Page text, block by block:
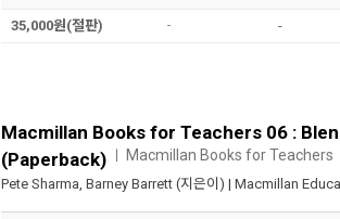
35,000원(절판) - -
Macmillan Books for Teachers 06 :
(Paperback) Macmillan Books for Teachers
Pete Sharma Barney Barrett (지은이) | Macmillan